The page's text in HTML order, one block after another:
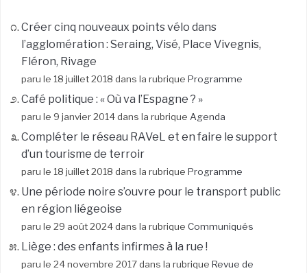
Créer cinq nouveaux points vélo dans
l’agglomération : Seraing, Visé, Place Vivegnis,
Fléron, Rivage
paru le 18 juillet 2018 dans la rubrique Programme
Café politique : « Où va l’Espagne ? »
paru le 9 janvier 2014 dans la rubrique Agenda
Compléter le réseau RAVeL et en faire le support
d’un tourisme de terroir
paru le 18 juillet 2018 dans la rubrique Programme
Une période noire s’ouvre pour le transport public
en région liégeoise
paru le 29 août 2024 dans la rubrique Communiqués
Liège : des enfants infirmes à la rue !
paru le 24 novembre 2017 dans la rubrique Revue de